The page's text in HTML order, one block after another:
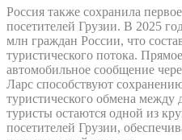
Россия также сохранила
посетителей Грузии. В 2025
млн граждан России, что
туристического потока.
автомобильное сообщение
Ларс способствуют
туристического обмена между
туристы остаются одной из
посетителей Грузии,